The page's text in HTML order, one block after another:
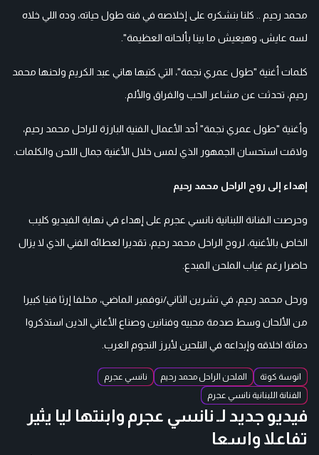
محمد رحيم .. كلنا بنشكره على إخلاصه في فنه طول حياته، وده اللي خلاه
لسه عايش، وهيعيش ما بينا بألحانه العظيمة".
كلمات أغنية "طول عمري نجمة"، التي كتبها هاني عبد الكريم ولحنها محمد
رحيم، تحدثت عن مشاعر الحب والفراق والألم.
وأغنية "طول عمري نجمة" أحد الأعمال الفنية البارزة للراحل محمد رحيم،
ولاقت استحسان الجمهور الذي لمس خلال الأغنية جمال اللحن والكلمات.
إهداء إلى روح الراحل محمد رحيم
وحرصت الفنانة اللبنانية نانسي عجرم على إهداء في نهاية الفيديو كليب
الخاص بالأغنية، لروح الراحل محمد رحيم، تقديرا لعطائه الفني الذي لا يزال
حاضرا رغم غياب الملحن المبدع.
ورحل محمد رحيم، في تشرين الثاني/نوفمبر الماضي، مخلفا إرثا فنيا كبيرا
من الألحان وسط صدمة محبيه وفنانين وصناع الأغاني الذين استذكروا
دماثة اخلاقه وإبداعه في التلحين لأبرز النجوم العرب.
انوسة كوتة الملحن الراحل محمد رحيم
نانسي عجرم
الفنانة اللبنانية نانسي عجرم
فيديو جديد لـ نانسي عجرم وابنتها ليا يثير
تفاعلا واسعا